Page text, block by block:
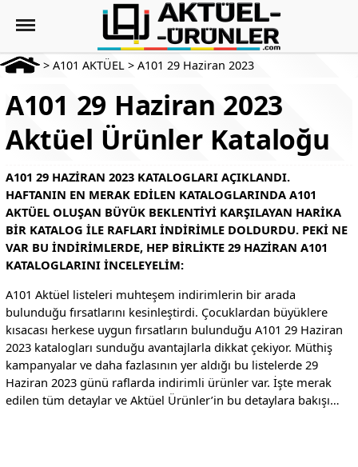
> A101 AKTÜEL > A101 29 Haziran 2023
A101 29 Haziran 2023
Aktüel Ürünler Kataloğu
A101 29 HAZIRAN 2023 KATALOGLARI AÇIKLANDI.
HAFTANIN EN MERAK EDILEN KATALOGLARINDA A101
AKTÜEL OLUŞAN BÜYÜK BEKLENTIYI KARŞILAYAN HARIKA
BIR KATALOG ILE RAFLARI INDIRIMLE DOLDURDU. PEKI NE
VAR BU INDIRIMLERDE, HEP BIRLIKTE 29 HAZIRAN A101
KATALOGLARINI INCELEYELIM:
A101 Aktüel listeleri muhteşem indirimlerin bir arada
bulunduğu fırsatlarını kesinleştirdi. Çocuklardan büyüklere
kısacası herkese uygun fırsatların bulunduğu A101 29 Haziran
2023 katalogları sunduğu avantajlarla dikkat çekiyor. Müthiş
kampanyalar ve daha fazlasının yer aldığı bu listelerde 29
Haziran 2023 günü raflarda indirimli ürünler var. İşte merak
edilen tüm detaylar ve Aktüel Ürünler’in bu detaylara bakışı…